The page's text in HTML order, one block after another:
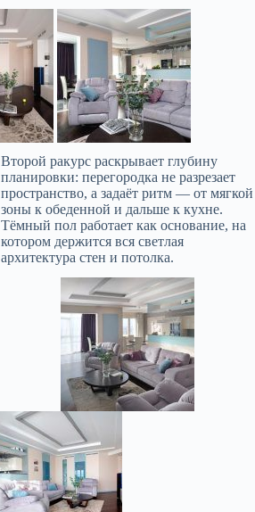
Второй ракурс раскрывает глубину
планировки: перегородка не разрезает
пространство, а задаёт ритм — от мягкой
зоны к обеденной и дальше к кухне.
Тёмный пол работает как основание, на
котором держится вся светлая
архитектура стен и потолка.